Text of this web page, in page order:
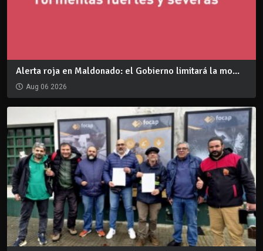
Alerta roja en Maldonado: el Gobierno limitará la mo...
Aug 06 2026